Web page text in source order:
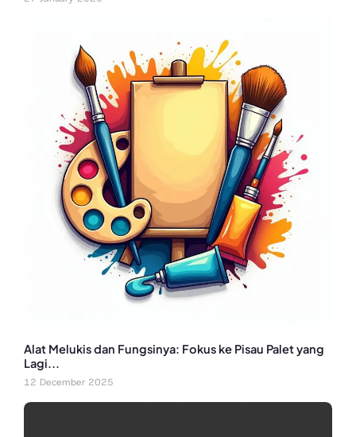
Alat Melukis dan Fungsinya: Fokus ke Pisau Palet yang
Lagi...
12 December 2025